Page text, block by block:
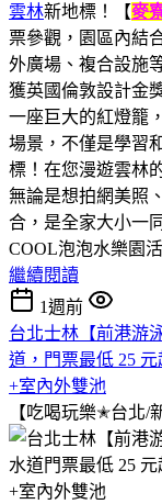
雲林新地標！【麥
票參觀，園區內結
外廣場、複合設施
獲英國倫敦設計金
一座巨大的紅燈籠
場景，不僅是學習
標！在您漫遊雲林
無論是想拍網美照
合，是全家大小一
COOL泡泡水樂園活
繼續閱讀
1週前
台北士林【前港游
道，門票最低 25
+室內外雙池
【吃喝玩樂✭台北/